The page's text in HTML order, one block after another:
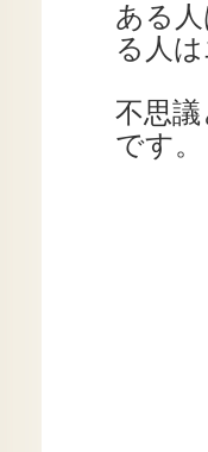
ある
る人
不思
です。